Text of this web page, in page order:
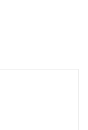
Ella lo